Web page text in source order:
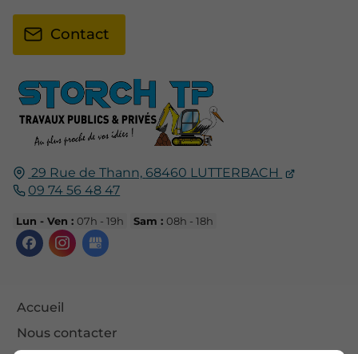
29 Rue de Thann, 68460 LUTTERBACH
09 74 56 48 47
Lun - Ven :07h - 19h Sam :08h - 18h
Accueil
Nous contacter
Contact